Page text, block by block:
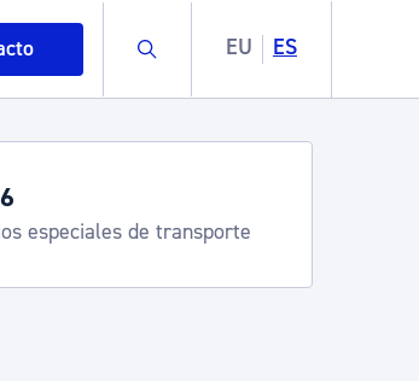
Buscar EU ES
especiales de transporte